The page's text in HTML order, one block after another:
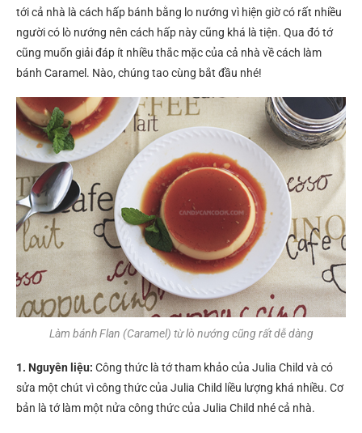
tới cả nhà là cách hấp bánh bằng lo nướng vì hiện giờ có rất nhiều
người có lò nướng nên cách hấp này cũng khá là tiện. Qua đó tớ
cũng muốn giải đáp ít nhiều thắc mặc của cả nhà về cách làm
bánh Caramel. Nào, chúng tao cùng bắt đầu nhé!
Làm bánh Flan (Caramel) từ lò nướng cũng rất dễ dàng
1. Nguyên liệu: Công thức là tớ tham khảo của Julia Child và có
sửa một chút vì công thức của Julia Child liều lượng khá nhiều. Cơ
bản là tớ làm một nửa công thức của Julia Child nhé cả nhà.